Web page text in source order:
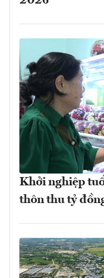
Khởi nghiệp
thôn thu tỷ